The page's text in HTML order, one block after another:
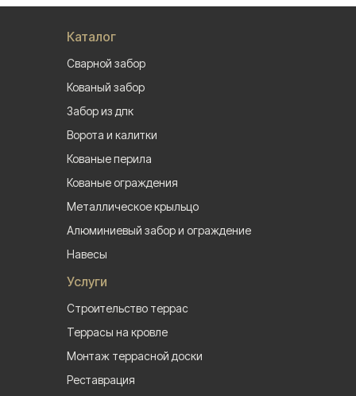
Каталог
Сварной забор
Кованый забор
Забор из дпк
Ворота и калитки
Металлическое крыльцо
Навесы
Алюминиевый забор и ограждение
Кованые ограждения
Кованые перила
Строительство террас
Террасы на кровле
Монтаж террасной доски
Реставрация
Услуги